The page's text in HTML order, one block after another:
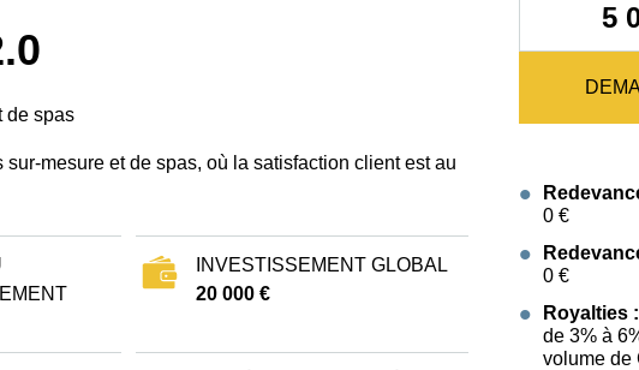
de spas
mesure et de spas, où la satisfaction client est au
INVESTISSEMENT GLOBAL
20 000 €
5
0 €
0 €
Royalties :
de 3% à
volume de